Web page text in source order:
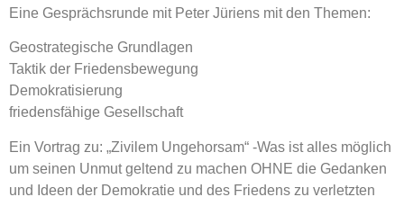
Eine Gesprächsrunde mit Peter Jüriens mit den Themen:
Geostrategische Grundlagen
Taktik der Friedensbewegung
Demokratisierung
friedensfähige Gesellschaft
Ein Vortrag zu: „Zivilem Ungehorsam“ -Was ist alles möglich
um seinen Unmut geltend zu machen OHNE die Gedanken
und Ideen der Demokratie und des Friedens zu verletzten